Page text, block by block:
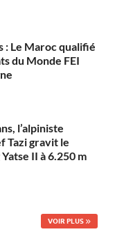
: Le Maroc qualifié
du Monde FEI
l’alpiniste
Tazi gravit le
II à 6.250 m
VOIR PLUS